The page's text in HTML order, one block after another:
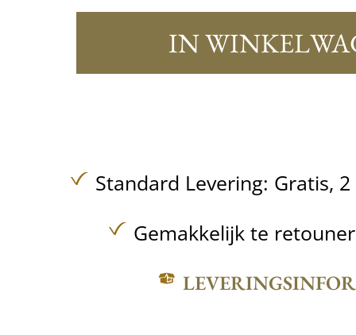
IN
Standard Levering: Gratis,
Gemakkelijk te